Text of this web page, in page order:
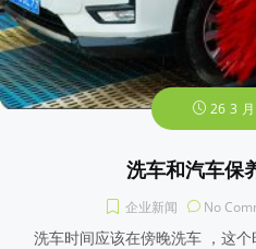
26 3
洗车和汽车保
企业新闻 No
洗车时间应该在傍晚洗车 ，这